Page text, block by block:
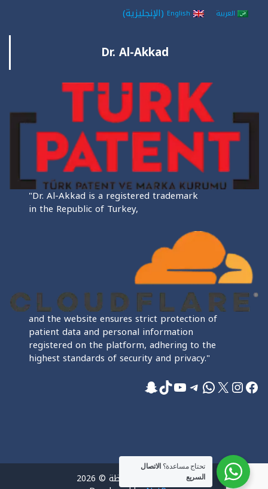
العربية English
(الإنجليزية)
Dr. Al-Akkad
"Dr. Al-Akkad is a registered trademark
in the Republic of Turkey,
and the website ensures strict protection of
patient data and personal information
registered on the platform, adhering to the
highest standards of security and privacy."
فيسبوك
إنستجرام
إكسواتساب
تيليجرام
يوتيوب
تيك توك
سناب شات
جميع الحقوق محفوظة © 2026
تحتاج مساعدة؟ الاتصال
السريع